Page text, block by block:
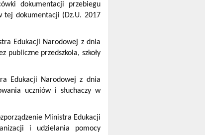
dokumentacji przebiegu
tej dokumentacji (Dz.U. 2017
Edukacji Narodowej z dnia
publiczne przedszkola, szkoły
Edukacji Narodowej z dnia
uczniów i słuchaczy w
Ministra Edukacji
i udzielania pomocy